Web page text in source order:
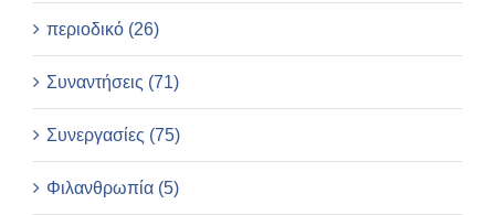
περιοδικό (26)
Συναντήσεις (71)
Συνεργασίες (75)
Φιλανθρωπία (5)